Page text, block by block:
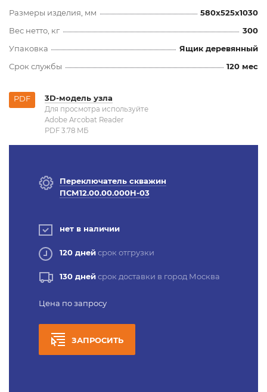
Размеры изделия, мм
580x525x1030
Вес нетто, кг
300
Упаковка
Ящик деревянный
Срок службы
120 мес
PDF 3D-модель узла
Для просмотра используйте
Adobe Arcobat Reader
PDF 3.78 MБ
Переключатель скважин
ПСМ12.00.00.000Н-03
нет в наличии
120 днейсрок отгрузки
130 днейсрок доставки в город Москва
Цена по запросу
ЗАПРОСИТЬ